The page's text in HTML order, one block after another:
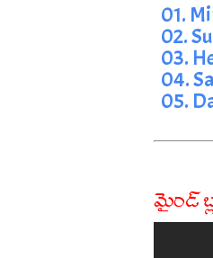
01.
02.
03.
04.
05.
మైండ్